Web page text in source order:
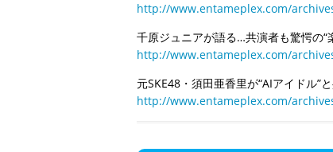
http://www.entameplex.com/
千原ジュニアが語る…共演者も驚愕の“
http://www.entameplex.com/
元SKE48・須田亜香里が“AIアイドル”
http://www.entameplex.com/